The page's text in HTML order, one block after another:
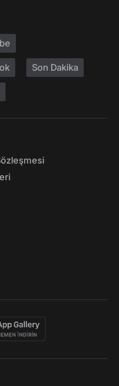
Son Dakika